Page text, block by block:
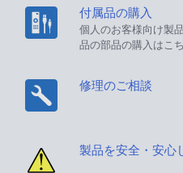
付属品の購入
個人のお客様向け製
品の部品の購入はこ
修理のご相談
製品を安全・安心